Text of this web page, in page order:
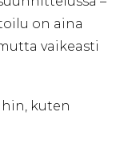
on aina
vaikeasti
kuten